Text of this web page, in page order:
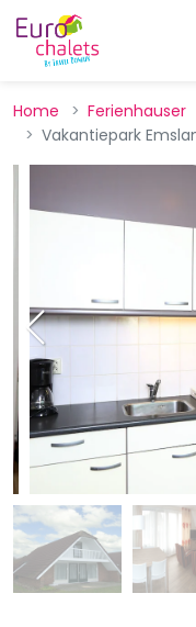
Home Ferienhauser
Vakantiepark